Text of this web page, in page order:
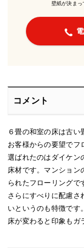
壁紙が決まっ
コメント
６畳の和室の床は古い
お客様からの要望でフ
選ばれたのはダイケン
床材です。マンション
られたフローリングで
さらにすべりに配慮さ
いというのも特徴です。
床が変わると印象もガ